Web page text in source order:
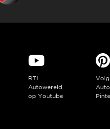
RTL
Autowereld
op Youtube
Volg